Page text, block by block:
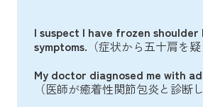
I suspect I have frozen shoulder
symptoms. （症状から五十肩を
My doctor diagnosed me with
（医師が癒着性関節包炎と診断